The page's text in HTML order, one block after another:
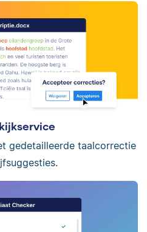
gedetailleerde taalcorrectie